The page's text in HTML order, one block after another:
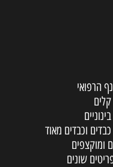
הרפואי
וכבדים מאוד
ומוקצפים
שונים